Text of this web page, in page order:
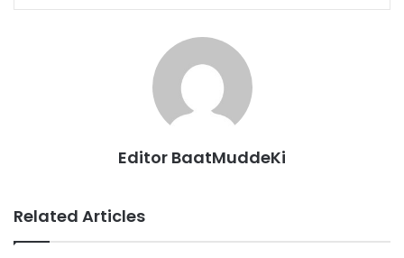
Editor BaatMuddeKi
Related Articles